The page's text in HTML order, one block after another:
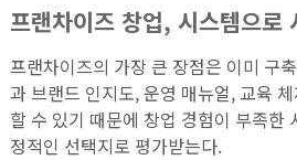
프랜차이즈 창업, 시스템으로
프랜차이즈의 가장 큰 장점은 이미 구
과 브랜드 인지도, 운영 매뉴얼, 교육
할 수 있기 때문에 창업 경험이 부족한
정적인 선택지로 평가받는다.